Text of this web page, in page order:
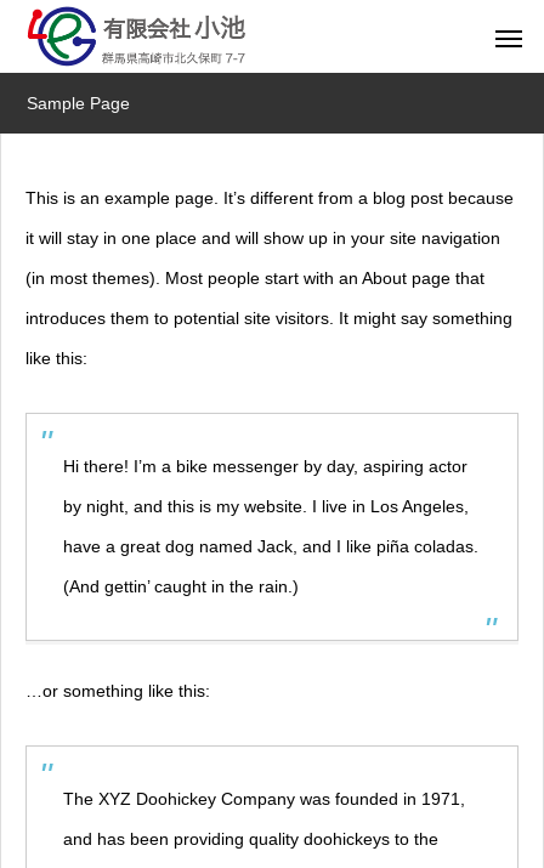
Sample Page
This is an example page. It’s different from a blog post because
it will stay in one place and will show up in your site navigation
(in most themes). Most people start with an About page that
introduces them to potential site visitors. It might say something
like this:
Hi there! I’m a bike messenger by day, aspiring actor
by night, and this is my website. I live in Los Angeles,
have a great dog named Jack, and I like piña coladas.
(And gettin’ caught in the rain.)
…or something like this:
The XYZ Doohickey Company was founded in 1971,
and has been providing quality doohickeys to the